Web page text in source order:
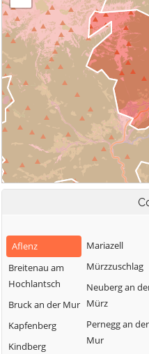
Aflenz
Breitenau am
Hochlantsch
Bruck an der Mur
Kapfenberg
Kindberg
Mariazell
Mürzzuschlag
Neuberg an
Mürz
Pernegg an der
Mur